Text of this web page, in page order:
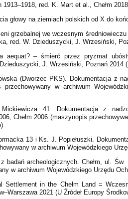
1913–1918, red. K. Mart et al., Chełm 2018.
głowy na ziemiach polskich od X do
grzebalnej we wczesnym
red. W. Dzieduszycki, J. Wrzesiński,
aequat? – śmierć przez pryzmat
J. Wrzesiński, Poznań 2014
(Dworzec PKS). Dokumentacja z
przechowywany w archiwum
41. Dokumentacja z
Chełm 2006 (maszynopis
13 i Ks. J. Popiełuszki.
w archiwum Wojewódzkiego
badań archeologicznych. Chełm, ul.
w archiwum Wojewódzkiego Urzędu
Settlement in the Chełm Land =
2021 (U Źródeł Europy